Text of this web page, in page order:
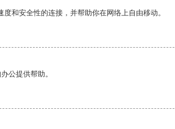
和安全性的连接，并帮助你在网络上自由移动。
公提供帮助。